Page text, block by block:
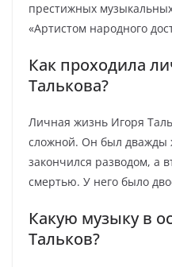
престижных
«Артистом народного
Как проходила
Талькова?
Личная жизнь Игоря
сложной. Он был дважды
закончился разводом, а
смертью. У него было
Какую музыку в
Тальков?